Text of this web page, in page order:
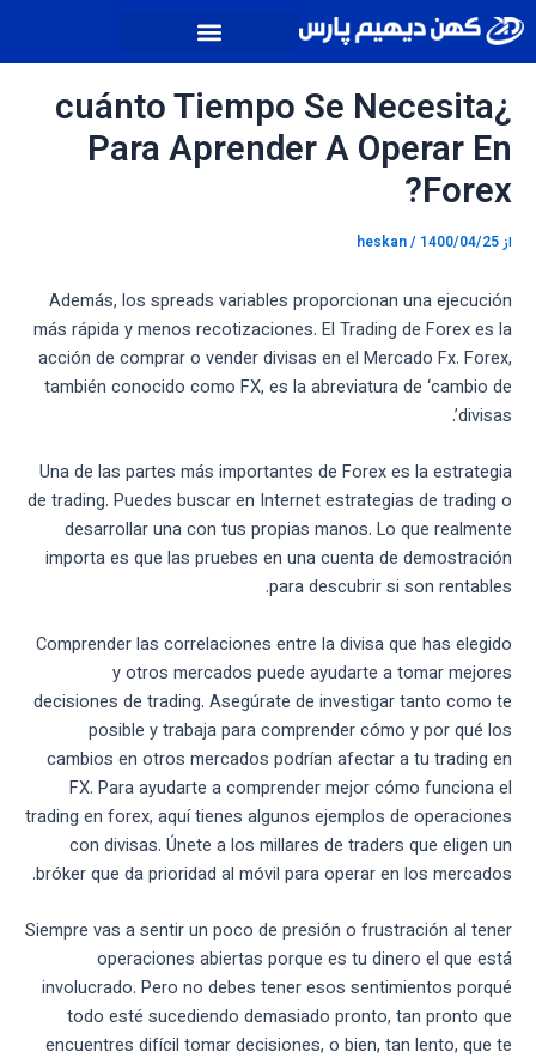
پرش
به
محتوا
¿cuánto Tiempo Se Necesita
Para Aprender A Operar En
Forex?
از heskan/ 1400/04/25
Además, los spreads variables proporcionan una ejecución
más rápida y menos recotizaciones. El Trading de Forex es la
acción de comprar o vender divisas en el Mercado Fx. Forex,
también conocido como FX, es la abreviatura de ‘cambio de
divisas’.
Una de las partes más importantes de Forex es la estrategia
de trading. Puedes buscar en Internet estrategias de trading o
desarrollar una con tus propias manos. Lo que realmente
importa es que las pruebes en una cuenta de demostración
para descubrir si son rentables.
Comprender las correlaciones entre la divisa que has elegido
y otros mercados puede ayudarte a tomar mejores
decisiones de trading. Asegúrate de investigar tanto como te
posible y trabaja para comprender cómo y por qué los
cambios en otros mercados podrían afectar a tu trading en
FX. Para ayudarte a comprender mejor cómo funciona el
trading en forex, aquí tienes algunos ejemplos de operaciones
con divisas. Únete a los millares de traders que eligen un
bróker que da prioridad al móvil para operar en los mercados.
Siempre vas a sentir un poco de presión o frustración al tener
operaciones abiertas porque es tu dinero el que está
involucrado. Pero no debes tener esos sentimientos porqué
todo esté sucediendo demasiado pronto, tan pronto que
encuentres difícil tomar decisiones, o bien, tan lento, que te
پیمایش
نوشته